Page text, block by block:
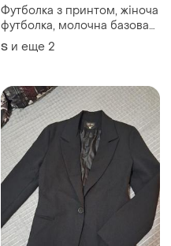
Футболка з принтом, жіноча
футболка, молочна базова
футболка
S и еще 2